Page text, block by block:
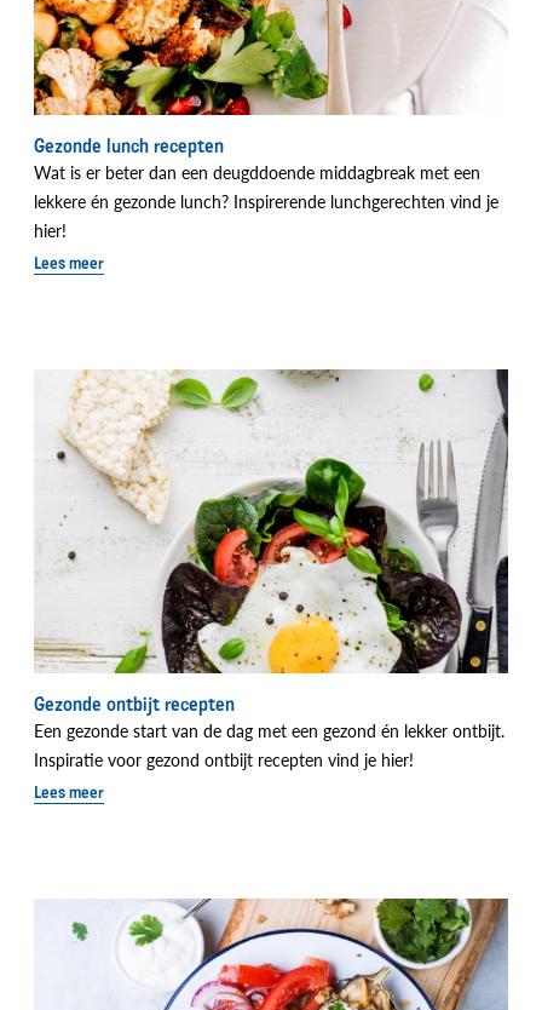
Gezonde lunch recepten
Wat is er beter dan een deugddoende middagbreak met een
lekkere én gezonde lunch? Inspirerende lunchgerechten vind je
hier!
Lees meer
Gezonde ontbijt recepten
Een gezonde start van de dag met een gezond én lekker ontbijt.
Inspiratie voor gezond ontbijt recepten vind je hier!
Lees meer